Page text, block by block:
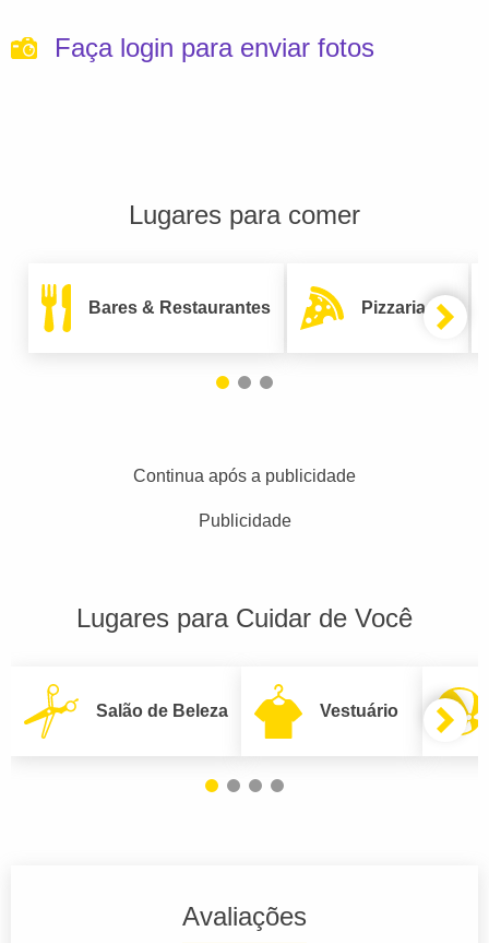
Faça login para enviar fotos
Lugares para comer
Bares & Restaurantes Pizzarias
Continua após a publicidade
Publicidade
Lugares para Cuidar de Você
Salão de Beleza Vestuário
Avaliações